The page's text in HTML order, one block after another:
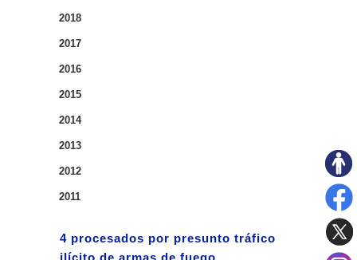
2018
2017
2016
2015
2014
2013
2012
2011
4 procesados por presunto tráfico
ilícito de armas de fuego